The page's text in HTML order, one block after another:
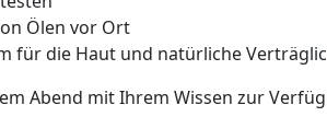
Ölen vor Ort
für die Haut und natürliche
Abend mit Ihrem Wissen zur